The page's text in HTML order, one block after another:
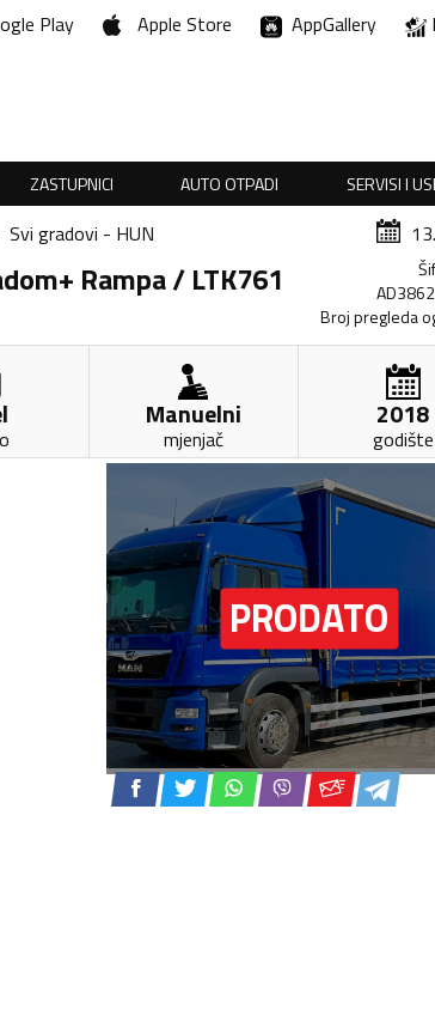
Play Apple Store AppGallery
ZASTUPNICI AUTO OTPADI
SERVISI I
Svi gradovi - HUN
Rampa / LTK761
Broj pregleda
Manuelni
mjenjač
2018
godište